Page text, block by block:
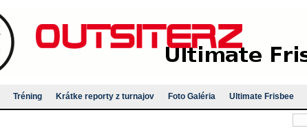
Tréning Krátke reporty z turnajov Foto Galéria Ultimate Frisbee